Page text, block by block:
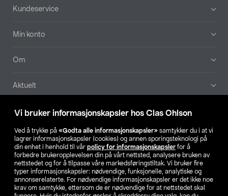
Vi bruker informasjonskapsler hos Clas Ohlson
Ved å trykke på «Godta alle informasjonskapsler» samtykker du i at vi
lagrer informasjonskapsler (cookies) og annen sporingsteknologi på
din enhet i henhold til vår policy for informasjonskapsler for å
forbedre brukeropplevelsen din på vårt nettsted, analysere bruken av
nettstedet og for å tilpasse våre markedsføringstiltak. Vi bruker fire
typer informasjonskapsler: nødvendige, funksjonelle, analytiske og
annonserelaterte. For nødvendige informasjonskapsler er det ikke noe
krav om samtykke, ettersom de er nødvendige for at nettstedet skal
Bunntekst
Kundeservice
Min konto
Om
Aktuelt
Våre selskaper
Finn din butikk
SE NO FI